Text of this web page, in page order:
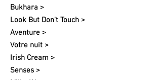
Bukhara >
Look But Don't Touch >
Aventure >
Votre nuit​ >
Irish Cream >
Senses >